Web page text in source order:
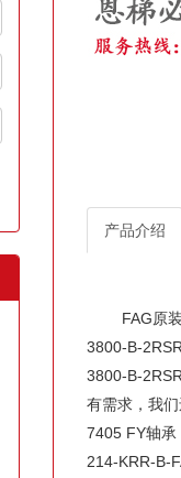
产品介绍
FAG原装进
3800-B-
3800-B-
有需求，我
7405 FY轴承
214-KRR-B-